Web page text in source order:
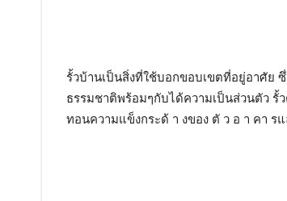
รั้วบ้านเป็นสิ่งที่ใช้บอกขอบเขตที่อยู่อาศัย
ธรรมชาติพร้อมๆกับได้ความเป็นส่วนตัว รั้
ทอนความแข็งกระด้ า งของ ตั ว อ า คา ร